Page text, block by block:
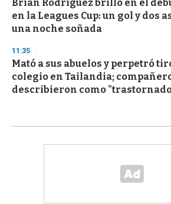
Brian Rodríguez brilló en el
en la Leagues Cup: un gol y dos
una noche soñada
11:35
Mató a sus abuelos y perpetró
colegio en Tailandia;
describieron como